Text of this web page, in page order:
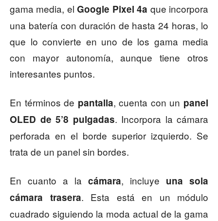
gama media, elGoogle Pixel 4a que incorpora
una batería con duración de hasta 24 horas, lo
que lo convierte en uno de los gama media
con mayor autonomía, aunque tiene otros
interesantes puntos.
En términos de pantalla, cuenta con un panel
OLED de 5’8 pulgadas. Incorpora la cámara
perforada en el borde superior izquierdo. Se
trata de un panel sin bordes.
En cuanto a la cámara, incluye una sola
cámara trasera. Esta está en un módulo
cuadrado siguiendo la moda actual de la gama